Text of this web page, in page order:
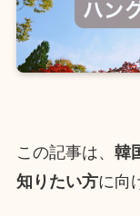
この記事は、 韓
知りたい方に向